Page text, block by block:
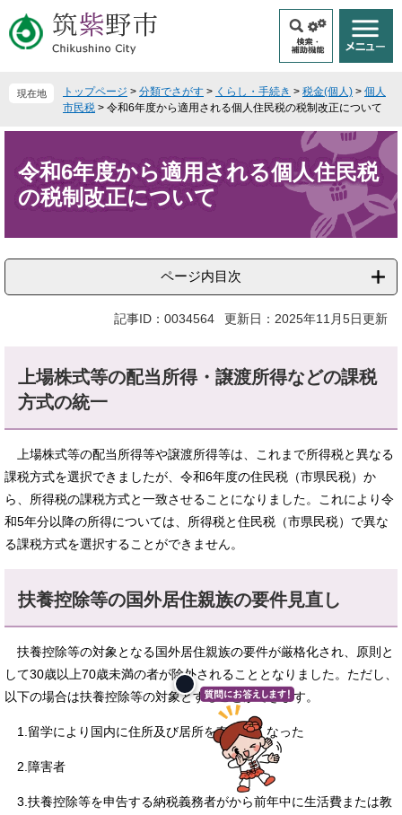
ー
ジ
ニ
ュ
現在地 トップページ > 分類でさがす > くらし・手続き > 税金(個人) > 個人
市民税 > 令和6年度から適用される個人住民税の税制改正について
令和6年度から適用される個人住民税
の税制改正について
ページ内目次
記事ID：0034564 更新日：2025年11月5日更新
上場株式等の配当所得・譲渡所得などの課税
方式の統一
上場株式等の配当所得等や譲渡所得等は、これまで所得税と異なる
課税方式を選択できましたが、令和6年度の住民税（市県民税）か
ら、所得税の課税方式と一致させることになりました。これにより令
和5年分以降の所得については、所得税と住民税（市県民税）で異な
る課税方式を選択することができません。​
扶養控除等の国外居住親族の要件見直し
扶養控除等の対象となる国外居住親族の要件が厳格化され、原則と
して30歳以上70歳未満の者が除外されることとなりました。ただし、
以下の場合は扶養控除等の対象とすることができます。
1.留学により国内に住所及び居所を有しなくなった
2.障害者
3.扶養控除等を申告する納税義務者がから前年中に生活費または教